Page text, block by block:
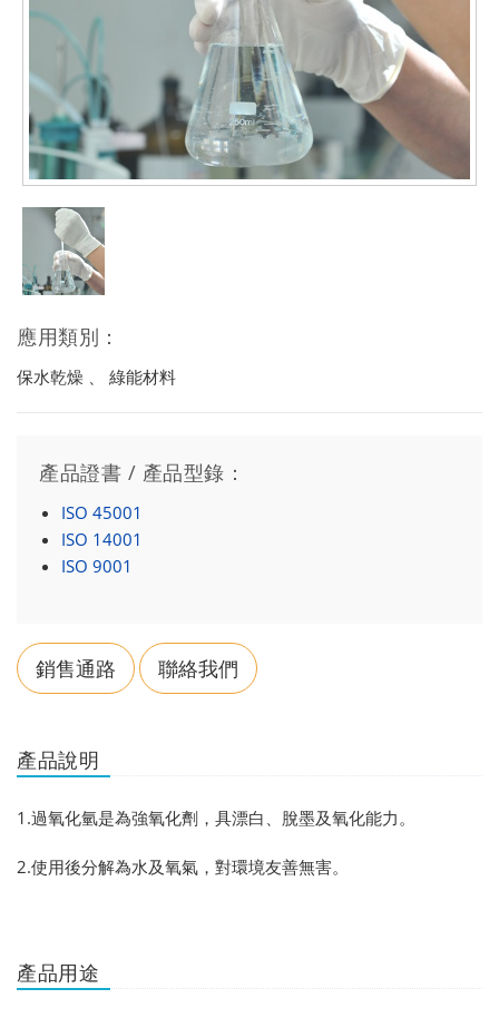
應用類別：
保水乾燥 、 綠能材料
產品證書 / 產品型錄：
ISO 45001
ISO 14001
ISO 9001
銷售通路 聯絡我們
產品說明
1.過氧化氫是為強氧化劑，具漂白、脫墨及氧化能力。
2.使用後分解為水及氧氣，對環境友善無害。
產品用途